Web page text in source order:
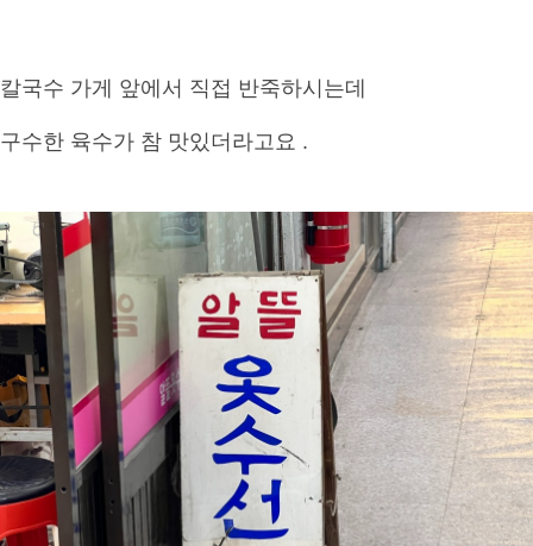
칼국수 가게 앞에서 직접 반죽하시는데
구수한 육수가 참 맛있더라고요 .